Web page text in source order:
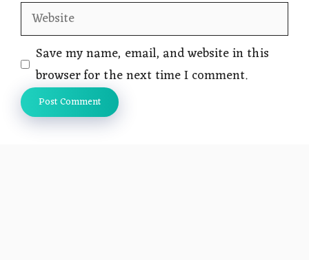
Website
Save my name, email, and website in this
browser for the next time I comment.